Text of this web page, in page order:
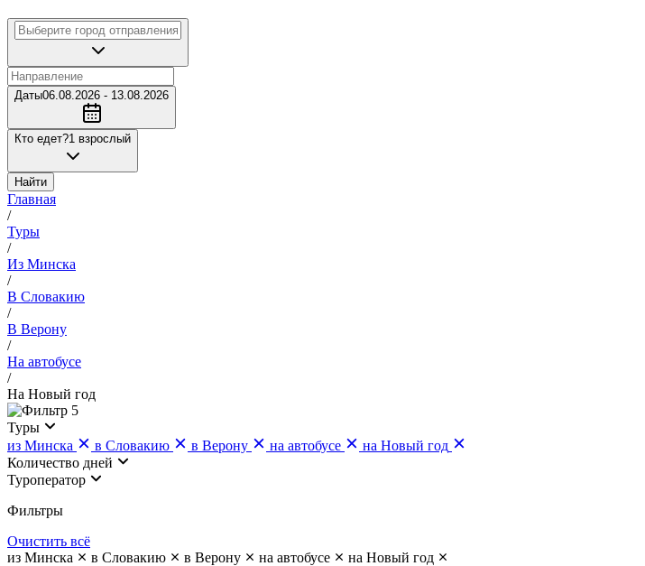
Даты06.08.2026 - 13.08.2026
Кто едет?1 взрослый
Найти
Главная
/
Туры
/
Из Минска
/
В Словакию
/
В Верону
/
На автобусе
/
На Новый год
5
Туры
из Минска
в Словакию в Верону на автобусе
на Новый год
Количество дней
Туроператор
Фильтры
Очистить всё
из Минска
в Словакию в Верону на автобусе
на Новый год